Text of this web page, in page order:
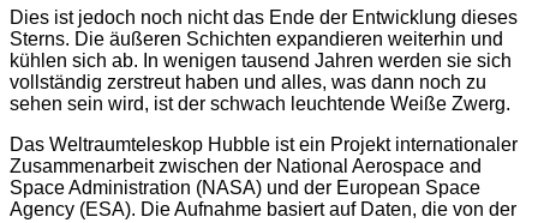
Dies ist jedoch noch nicht das Ende der Entwicklung dieses
Sterns. Die äußeren Schichten expandieren weiterhin und
kühlen sich ab. In wenigen tausend Jahren werden sie sich
vollständig zerstreut haben und alles, was dann noch zu
sehen sein wird, ist der schwach leuchtende Weiße Zwerg.
Das Weltraumteleskop Hubble ist ein Projekt internationaler
Zusammenarbeit zwischen der National Aerospace and
Space Administration (NASA) und der European Space
Agency (ESA). Die Aufnahme basiert auf Daten, die von der